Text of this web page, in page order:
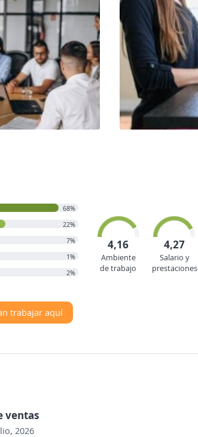
68%
22%
7%
1%
2%
4,16
Ambiente
de trabajo
4,27
Salario y
prestaciones
trabajar aquí
ventas
2026